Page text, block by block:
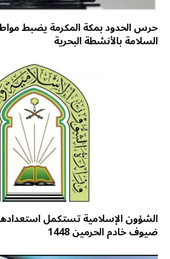
حرس الحدود بمكة المكرمة يضبط
السلامة بالأنشطة البحرية
الشؤون الإسلامية تستكمل
ضيوف خادم الحرمين 1448